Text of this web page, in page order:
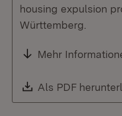
housing expulsion
Württemberg.
Mehr
Download:
Als PDF